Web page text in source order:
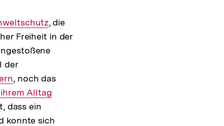
, die
Freiheit in der
der
, noch das
Alltag
dass ein
konnte sich